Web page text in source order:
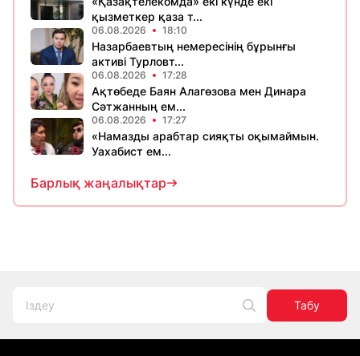
қызметкер қаза т...
06.08.2026 18:10
Назарбаевтың немересінің бұрынғы
активі Турловт...
06.08.2026 17:28
Ақтөбеде Баян Алагөзова мен Динара
Сәтжанның ем...
06.08.2026 17:27
«Намазды арабтар сияқты оқымаймын.
Уахабист ем...
Барлық жаңалықтар
Табу